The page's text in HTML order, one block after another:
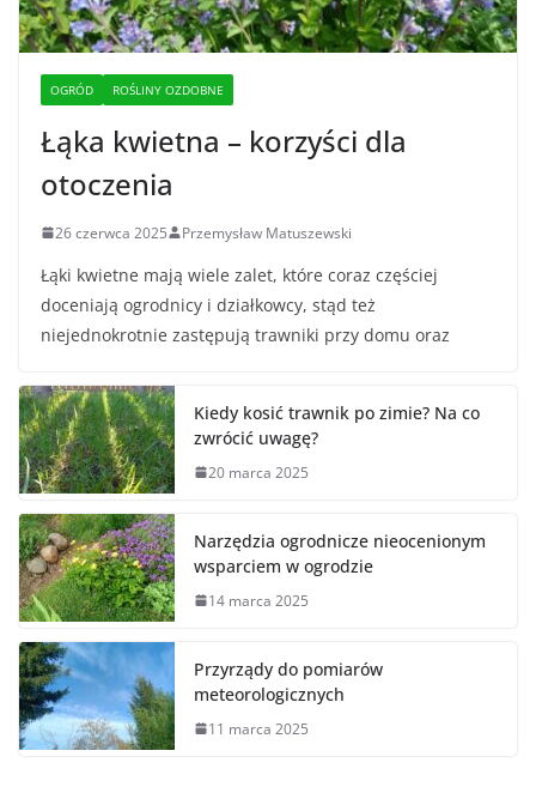
OGRÓD ROŚLINY OZDOBNE
Łąka kwietna – korzyści dla
otoczenia
26 czerwca 2025 Przemysław Matuszewski
Łąki kwietne mają wiele zalet, które coraz częściej
doceniają ogrodnicy i działkowcy, stąd też
niejednokrotnie zastępują trawniki przy domu oraz
Kiedy kosić trawnik po zimie? Na co
zwrócić uwagę?
20 marca 2025
Narzędzia ogrodnicze nieocenionym
wsparciem w ogrodzie
14 marca 2025
Przyrządy do pomiarów
meteorologicznych
11 marca 2025